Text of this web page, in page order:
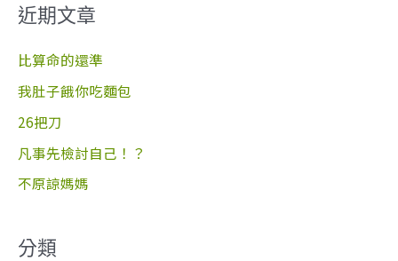
鍵
字
:
近期文章
比算命的還準
我肚子餓你吃麵包
26把刀
凡事先檢討自己！？
不原諒媽媽
分類